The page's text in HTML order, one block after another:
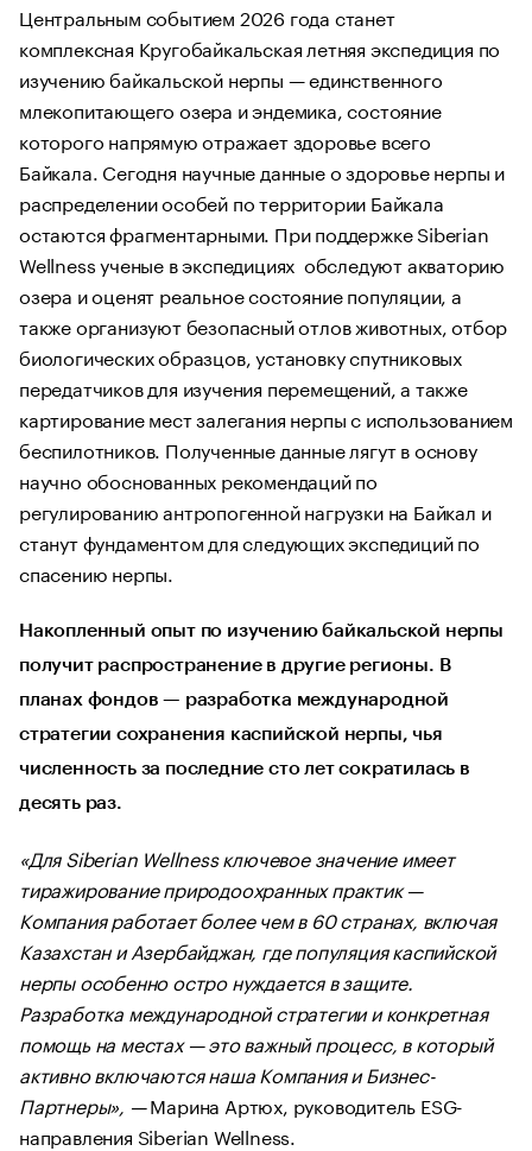
Центральным событием 2026 года станет
комплексная Кругобайкальская летняя экспедиция по
изучению байкальской нерпы — единственного
млекопитающего озера и эндемика, состояние
которого напрямую отражает здоровье всего
Байкала. Сегодня научные данные о здоровье нерпы и
распределении особей по территории Байкала
остаются фрагментарными. При поддержке Siberian
Wellnessученые в экспедициях обследуют акваторию
озера и оценят реальное состояние популяции, а
также организуют безопасный отлов животных, отбор
биологических образцов, установку спутниковых
передатчиков для изучения перемещений, а также
картирование мест залегания нерпы с использованием
беспилотников. Полученные данные лягут в основу
научно обоснованных рекомендаций по
регулированию антропогенной нагрузки на Байкал и
станут фундаментом для следующих экспедиций по
спасению нерпы.
Накопленный опыт по изучению байкальской нерпы
получит распространение в другие регионы. В
планах фондов — разработка международной
стратегии сохранения каспийской нерпы, чья
численность за последние сто лет сократилась в
десять раз.
«Для Siberian Wellness ключевое значение имеет
тиражирование природоохранных практик —
Компания работает более чем в 60 странах, включая
Казахстан и Азербайджан, где популяция каспийской
нерпы особенно остро нуждается в защите.
Разработка международной стратегии и конкретная
помощь на местах — это важный процесс, в который
активно включаются наша Компания и Бизнес-
Партнеры», —Марина Артюх, руководитель ESG-
направления Siberian Wellness.